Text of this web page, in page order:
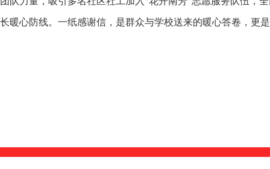
长暖心防线。一纸感谢信，是群众与学校送来的暖心答卷，更